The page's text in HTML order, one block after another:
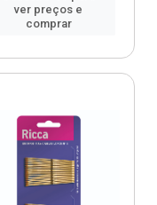
ver preços e
comprar